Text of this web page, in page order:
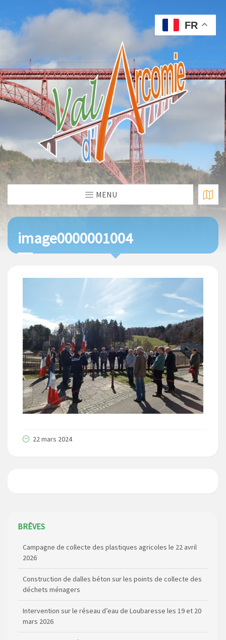
MENU
image0000001004
22 mars 2024
BRÊVES
Campagne de collecte des plastiques agricoles le 22 avril
Construction de dalles béton sur les points de collecte des
déchets ménagers
Intervention sur le réseau d’eau de Loubaresse les 19 et 20
mars 2026
Route RD348 barrée (St Marc / Croisement de Bournoncles)
du 7 au 10 avril 2026
FR